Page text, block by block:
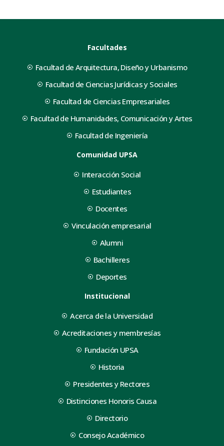
Facultades
Facultad de Arquitectura, Diseño y Urbanismo
Facultad de Ciencias Jurídicas y Sociales
Facultad de Ciencias Empresariales
Facultad de Humanidades, Comunicación y Artes
Facultad de Ingeniería
Comunidad UPSA
Interacción Social
Estudiantes
Docentes
Vinculación empresarial
Alumni
Bachilleres
Deportes
Institucional
Acerca de la Universidad
Acreditaciones y membresías
Fundación UPSA
Historia
Presidentes y Rectores
Distinciones Honoris Causa
Directorio
Consejo Académico